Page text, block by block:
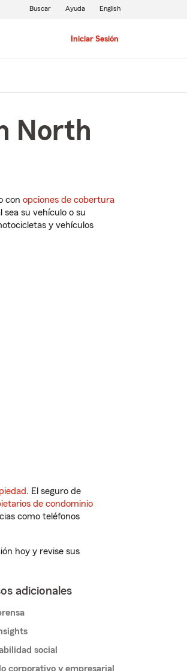
Iniciar Sesión
Buscar Ayuda English
North
con opciones de cobertura
sea su vehículo o su
y vehículos
. El seguro de
de condominio
como teléfonos
hoy y revise sus
adicionales
social
corporativo y empresarial